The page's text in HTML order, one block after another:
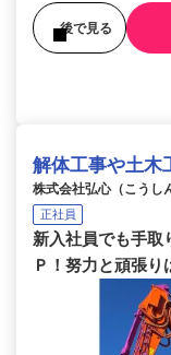
後で見る
解体工事や土木
株式会社弘心（こうし
正社員
新入社員でも手取
Ｐ！努力と頑張り